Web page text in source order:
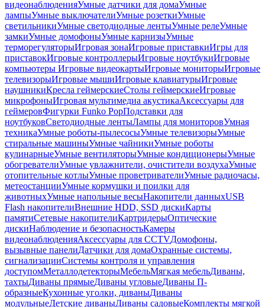
видеонаблюденияУмные датчики для домаУмные
лампыУмные выключателиУмные розеткиУмные
светильникиУмные светодиодные лентыУмные релеУмные
замкиУмные домофоныУмные карнизыУмные
терморегуляторыИгровая зонаИгровые приставкиИгры для
приставокИгровые контроллерыИгровые ноутбукиИгровые
компьютеры Игровые видеокартыИгровые мониторыИгровые
телевизорыИгровые мышиИгровые клавиатурыИгровые
наушникиКресла геймерскиеСтолы геймерскиеИгровые
микрофоныИгровая мультимедиа акустикаАксессуары для
геймеровФигурки Funko PopПодставки для
ноутбуковСветодиодные лентыЛампы для мониторовУмная
техникаУмные роботы-пылесосыУмные телевизорыУмные
стиральные машиныУмные чайникиУмные роботы
кулинарныеУмные вентиляторыУмные кондиционерыУмные
обогревателиУмные увлажнители, очистители воздухаУмные
отопительные котлыУмные проветривателиУмные радиочасы,
метеостанцииУмные кормушки и поилки для
животныхУмные напольные весыНакопители данныхUSB
Flash накопителиВнешние HDD, SSD дискиКарты
памятиСетевые накопителиКартридерыОптические
дискиНаблюдение и безопасностьКамеры
видеонаблюденияАксессуары для CCTVДомофоны,
вызывные панелиДатчики для домаОхранные системы,
сигнализацииСистемы контроля и управления
доступомМеталлодетекторыМебельМягкая мебельДиваны,
тахтыДиваны прямыеДиваны угловыеДиваны П-
образныеКухонные уголки, диваныДиваны
модульныеДетские диваныДиваны садовыеКомплекты мягкой